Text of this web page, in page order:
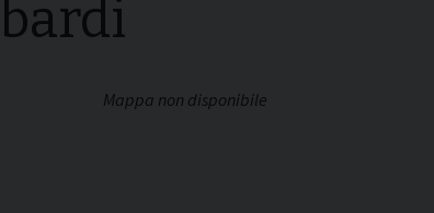
Mappa non disponibile